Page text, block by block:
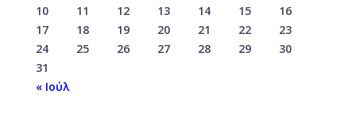
10
11 12 13 14 15
16
17
18 19 20 21 22
23
24
25 26 27 28 29
30
31
« Ιούλ